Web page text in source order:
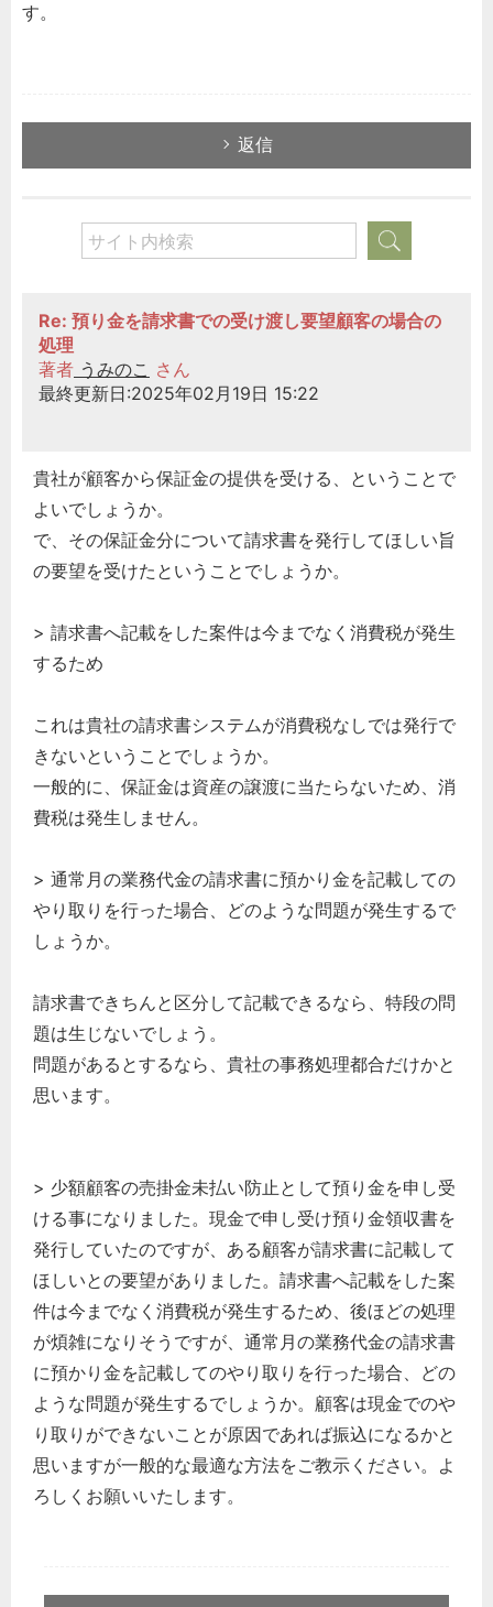
す。
返信
Re: 預り金を請求書での受け渡し要望顧客の場合の
処理
著者 うみのこ さん
最終更新日:2025年02月19日 15:22
貴社が顧客から保証金の提供を受ける、ということで
よいでしょうか。
で、その保証金分について請求書を発行してほしい旨
の要望を受けたということでしょうか。
> 請求書へ記載をした案件は今までなく消費税が発生
するため
これは貴社の請求書システムが消費税なしでは発行で
きないということでしょうか。
一般的に、保証金は資産の譲渡に当たらないため、消
費税は発生しません。
> 通常月の業務代金の請求書に預かり金を記載しての
やり取りを行った場合、どのような問題が発生するで
しょうか。
請求書できちんと区分して記載できるなら、特段の問
題は生じないでしょう。
問題があるとするなら、貴社の事務処理都合だけかと
思います。
> 少額顧客の売掛金未払い防止として預り金を申し受
ける事になりました。現金で申し受け預り金領収書を
発行していたのですが、ある顧客が請求書に記載して
ほしいとの要望がありました。請求書へ記載をした案
件は今までなく消費税が発生するため、後ほどの処理
が煩雑になりそうですが、通常月の業務代金の請求書
に預かり金を記載してのやり取りを行った場合、どの
ような問題が発生するでしょうか。顧客は現金でのや
り取りができないことが原因であれば振込になるかと
思いますが一般的な最適な方法をご教示ください。よ
ろしくお願いいたします。